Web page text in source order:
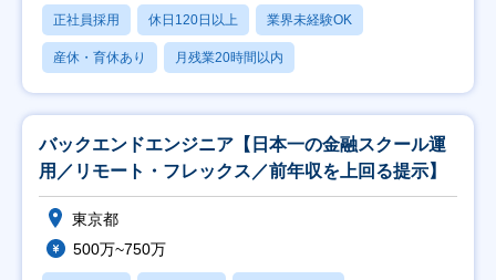
正社員採用 休日120日以上 業界未経験OK
産休・育休あり 月残業20時間以内
バックエンドエンジニア【日本一の金融スクール運
用／リモート・フレックス／前年収を上回る提示】
東京都
500万~750万